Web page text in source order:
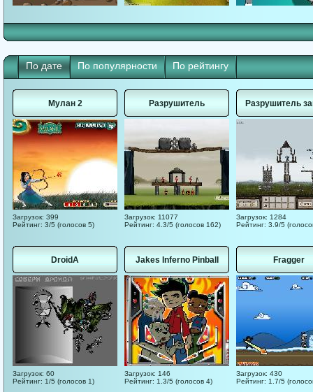
По дате По популярности По рейтингу
Мулан 2
Загрузок: 399
Рейтинг: 3/5 (голосов 5)
Разрушитель
Загрузок: 11077
Рейтинг: 4.3/5 (голосов 162)
Разрушитель
Загрузок: 1284
Рейтинг: 3.9/5
DroidA
Загрузок: 60
Рейтинг: 1/5 (голосов 1)
Jakes Inferno Pinball
Загрузок: 146
Рейтинг: 1.3/5 (голосов 4)
Fragger
Загрузок: 430
Рейтинг: 1.7/5